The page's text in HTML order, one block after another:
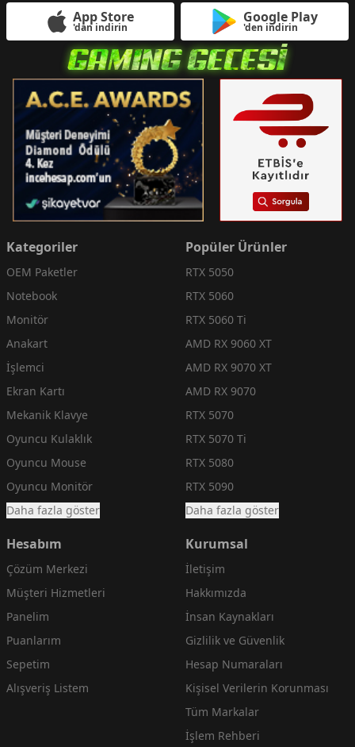
App Store
'dan indirin
Google Play
'den indirin
Kategoriler
OEM Paketler
Notebook
Monitör
Anakart
İşlemci
Ekran Kartı
Mekanik Klavye
Oyuncu Kulaklık
Oyuncu Mouse
Oyuncu Monitör
Daha fazla göster
Popüler Ürünler
RTX 5050
RTX 5060
RTX 5060 Ti
AMD RX 9060 XT
AMD RX 9070 XT
AMD RX 9070
RTX 5070
RTX 5070 Ti
RTX 5080
RTX 5090
Daha fazla göster
Hesabım
Çözüm Merkezi
Müşteri Hizmetleri
Panelim
Puanlarım
Sepetim
Alışveriş Listem
Kurumsal
İletişim
Hakkımızda
İnsan Kaynakları
Gizlilik ve Güvenlik
Hesap Numaraları
Kişisel Verilerin Korunması
Tüm Markalar
İşlem Rehberi